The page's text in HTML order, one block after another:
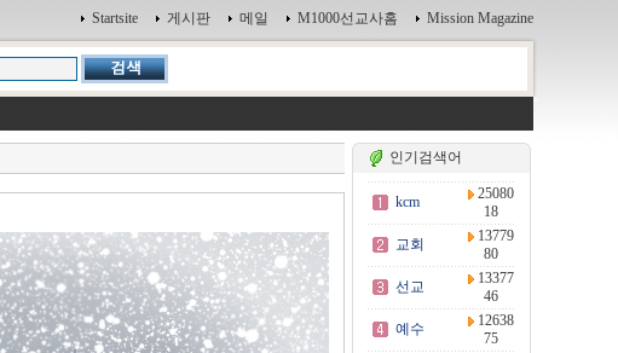
Startsite 게시판 메일 M1000선교사홈 Mission Magazine
인기검색어
kcm
25080
18
교회
13779
80
선교
13377
46
예수
12638
75